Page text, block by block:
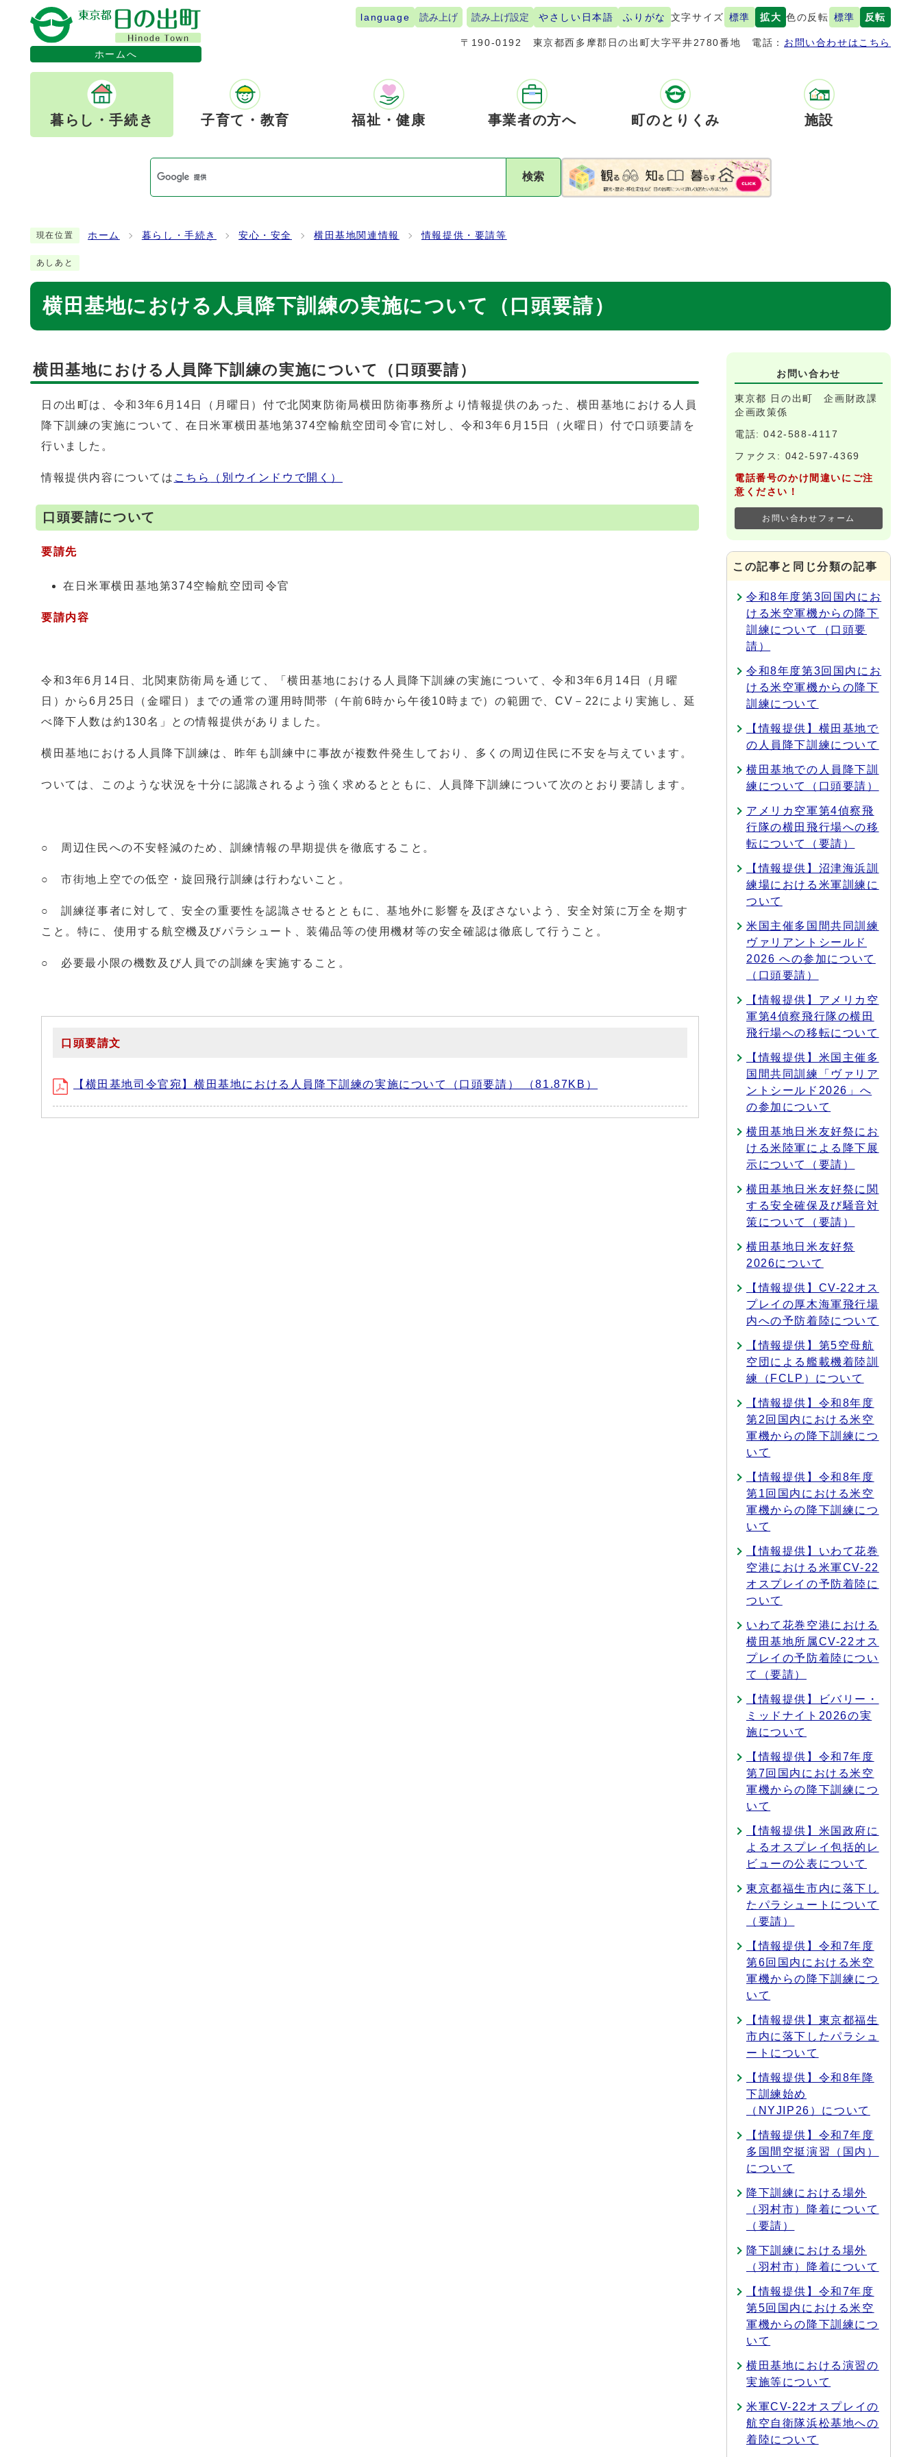
ホームへ
language 読み上げ 読み上げ設定 やさしい日本語 ふりがな 文字サイズ 標準 拡大 色の反転 標準 反転
〒190-0192 東京都西多摩郡日の出町大字平井2780番地 電話： お問い合わせはこちら
暮らし・手続き 子育て・教育 福祉・健康 事業者の方へ 町のとりくみ 施設
検索
現在位置 ホーム 暮らし・手続き 安心・安全 横田基地関連情報 情報提供・要請等
あしあと
横田基地における人員降下訓練の実施について（口頭要請）
横田基地における人員降下訓練の実施について（口頭要請）
日の出町は、令和3年6月14日（月曜日）付で北関東防衛局横田防衛事務所より情報提供のあった、横田基地における人員
降下訓練の実施について、在日米軍横田基地第374空輸航空団司令官に対し、令和3年6月15日（火曜日）付で口頭要請を
行いました。
情報提供内容については こちら （別ウインドウで開く）
口頭要請について
要請先
在日米軍横田基地第374空輸航空団司令官
要請内容
令和3年6月14日、北関東防衛局を通じて、「横田基地における人員降下訓練の実施について、令和3年6月14日（月曜
日）から6月25日（金曜日）までの通常の運用時間帯（午前6時から午後10時まで）の範囲で、CV－22により実施し、延
べ降下人数は約130名」との情報提供がありました。
横田基地における人員降下訓練は、昨年も訓練中に事故が複数件発生しており、多くの周辺住民に不安を与えています。
ついては、このような状況を十分に認識されるよう強く求めるとともに、人員降下訓練について次のとおり要請します。
○ 周辺住民への不安軽減のため、訓練情報の早期提供を徹底すること。
○ 市街地上空での低空・旋回飛行訓練は行わないこと。
○ 訓練従事者に対して、安全の重要性を認識させるとともに、基地外に影響を及ぼさないよう、安全対策に万全を期す
こと。特に、使用する航空機及びパラシュート、装備品等の使用機材等の安全確認は徹底して行うこと。
○ 必要最小限の機数及び人員での訓練を実施すること。
口頭要請文
【横田基地司令官宛】横田基地における人員降下訓練の実施について（口頭要請） （81.87KB）
お問い合わせ
東京都 日の出町 企画財政課
企画政策係
電話: 042-588-4117
ファクス: 042-597-4369
電話番号のかけ間違いにご注
意ください！
お問い合わせフォーム
この記事と同じ分類の記事
令和8年度第3回国内にお
ける米空軍機からの降下
訓練について（口頭要
請）
令和8年度第3回国内にお
ける米空軍機からの降下
訓練について
【情報提供】横田基地で
の人員降下訓練について
横田基地での人員降下訓
練について（口頭要請）
アメリカ空軍第4偵察飛
行隊の横田飛行場への移
転について（要請）
【情報提供】沼津海浜訓
練場における米軍訓練に
ついて
米国主催多国間共同訓練
ヴァリアントシールド
2026 への参加について
（口頭要請）
【情報提供】アメリカ空
軍第4偵察飛行隊の横田
飛行場への移転について
【情報提供】米国主催多
国間共同訓練「ヴァリア
ントシールド2026」へ
の参加について
横田基地日米友好祭にお
ける米陸軍による降下展
示について（要請）
横田基地日米友好祭に関
する安全確保及び騒音対
策について（要請）
横田基地日米友好祭
2026について
【情報提供】CV-22オス
プレイの厚木海軍飛行場
内への予防着陸について
【情報提供】第5空母航
空団による艦載機着陸訓
練（FCLP）について
【情報提供】令和8年度
第2回国内における米空
軍機からの降下訓練につ
いて
【情報提供】令和8年度
第1回国内における米空
軍機からの降下訓練につ
いて
【情報提供】いわて花巻
空港における米軍CV-22
オスプレイの予防着陸に
ついて
いわて花巻空港における
横田基地所属CV-22オス
プレイの予防着陸につい
て（要請）
【情報提供】ビバリー・
ミッドナイト2026の実
施について
【情報提供】令和7年度
第7回国内における米空
軍機からの降下訓練につ
いて
【情報提供】米国政府に
よるオスプレイ包括的レ
ビューの公表について
東京都福生市内に落下し
たパラシュートについて
（要請）
【情報提供】令和7年度
第6回国内における米空
軍機からの降下訓練につ
いて
【情報提供】東京都福生
市内に落下したパラシュ
ートについて
【情報提供】令和8年降
下訓練始め
（NYJIP26）について
【情報提供】令和7年度
多国間空挺演習（国内）
について
降下訓練における場外
（羽村市）降着について
（要請）
降下訓練における場外
（羽村市）降着について
【情報提供】令和7年度
第5回国内における米空
軍機からの降下訓練につ
いて
横田基地における演習の
実施等について
米軍CV-22オスプレイの
航空自衛隊浜松基地への
着陸について